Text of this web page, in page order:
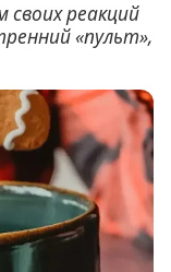
реакций
«пульт»,